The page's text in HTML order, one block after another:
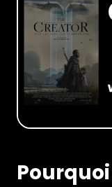
Pourquoi